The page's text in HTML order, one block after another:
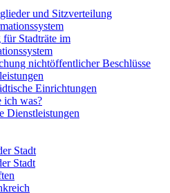
und Sitzverteilung
Stadträte im
nichtöffentlicher Beschlüsse
Einrichtungen
ich was?
Dienstleistungen
Stadt
Stadt